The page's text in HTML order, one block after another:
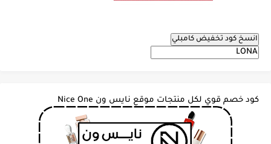
انسخ كود تخفيض كامبلي
كود خصم قوي لكل منتجات موقع نايس ون Nice One